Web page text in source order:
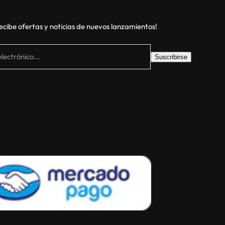
ofertas y noticias de nuevos lanzamientos!
Suscribirse